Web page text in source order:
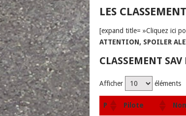
LES
[expand title= »Cliquez ici
ATTENTION, SPOILER
CLASSEMENT SAV
Afficher éléments
P Pilote